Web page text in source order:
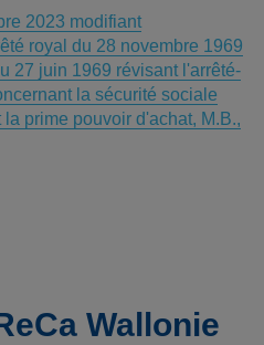
2023 modifiant
royal du 28 novembre 1969
27 juin 1969 révisant l'arrêté-
la sécurité sociale
prime pouvoir d'achat, M.B.,
Wallonie